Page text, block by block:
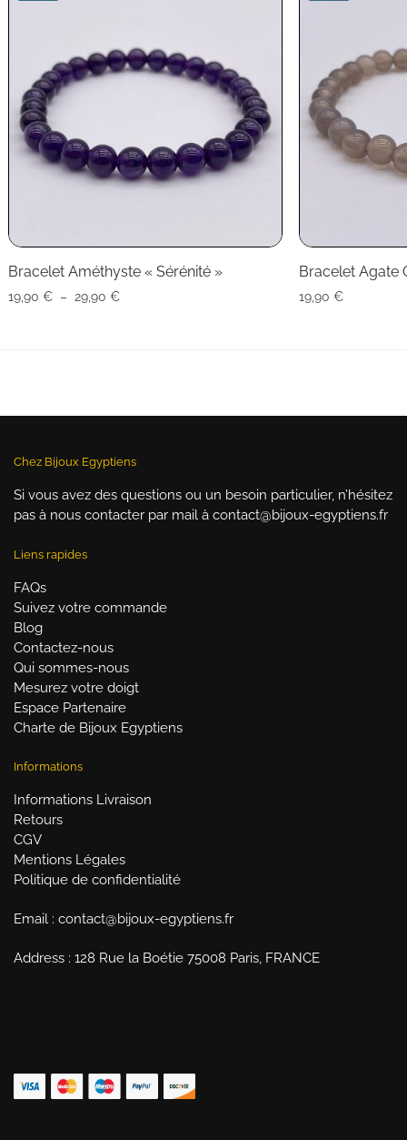
Bracelet Améthyste « Sérénité »
19,90 € – 29,90 €Plage
Bracelet Agate
19,90 €
Chez Bijoux Egyptiens
Si vous avez des questions ou un besoin particulier, n’hésitez
pas à nous contacter par mail à contact@bijoux-egyptiens.fr
Liens rapides
FAQs
Suivez votre commande
Blog
Contactez-nous
Qui sommes-nous
Mesurez votre doigt
Espace Partenaire
Charte de Bijoux Egyptiens
Informations
Informations Livraison
Retours
CGV
Mentions Légales
Politique de confidentialité
Email : contact@bijoux-egyptiens.fr
Address : 128 Rue la Boétie 75008 Paris, FRANCE